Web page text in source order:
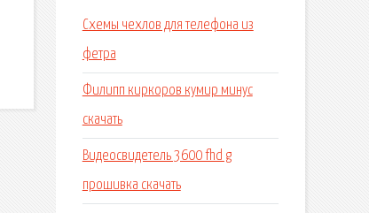
Схемы чехлов для телефона из
фетра
Филипп киркоров кумир минус
скачать
Видеосвидетель 3600 fhd g
прошивка скачать